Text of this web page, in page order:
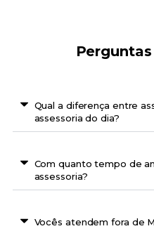
Qual a diferença entre
assessoria do dia?
Com quanto tempo de
assessoria?
Vocês atendem fora de